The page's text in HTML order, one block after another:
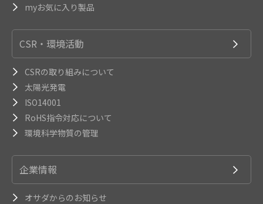
myお気に入り製品
CSR・環境活動
CSRの取り組みについて
太陽光発電
ISO14001
RoHS指令対応について
環境科学物質の管理
企業情報
オサダからのお知らせ